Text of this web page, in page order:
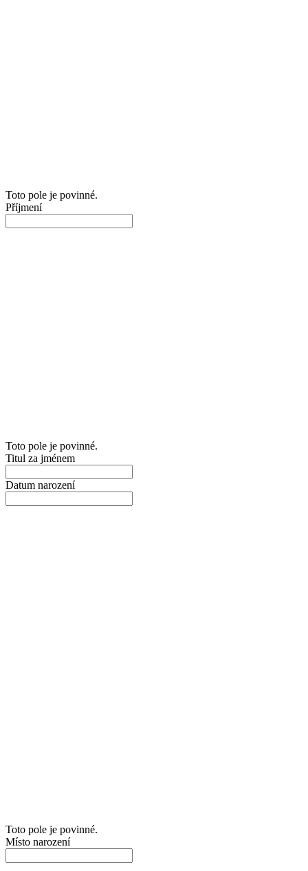
Toto pole je povinné.
Příjmení
Toto pole je povinné.
Titul za jménem
Datum narození
Toto pole je povinné.
Místo narození